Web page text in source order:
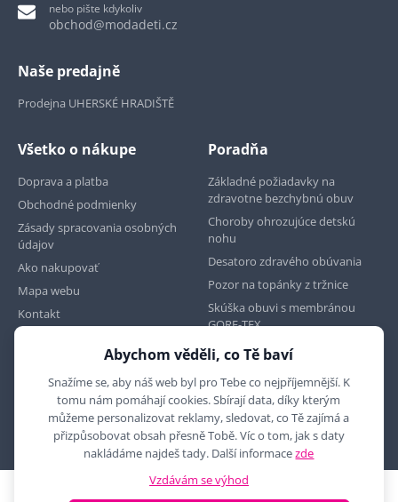
nebo pište kdykoliv
obchod@modadeti.cz
Naše predajně
Prodejna UHERSKÉ HRADIŠTĚ
Všetko o nákupe
Doprava a platba
Obchodné podmienky
Zásady spracovania osobných
údajov
Ako nakupovať
Mapa webu
Kontakt
Poradňa
Základné požiadavky na
zdravotne bezchybnú obuv
Choroby ohrozujúce detskú
nohu
Desatoro zdravého obúvania
Pozor na topánky z tržnice
Skúška obuvi s membránou
GORE-TEX
2010 - 2026 © MYRON MAXX, s.r.o., všechna práva vyhrazena
Abychom věděli, co Tě baví
Snažíme se, aby náš web byl pro Tebe co nejpříjemnější. K
tomu nám pomáhají cookies. Sbírají data, díky kterým
můžeme personalizovat reklamy, sledovat, co Tě zajímá a
přizpůsobovat obsah přesně Tobě. Víc o tom, jak s daty
nakládáme najdeš tady. Další informacezde
Vzdávám se výhod